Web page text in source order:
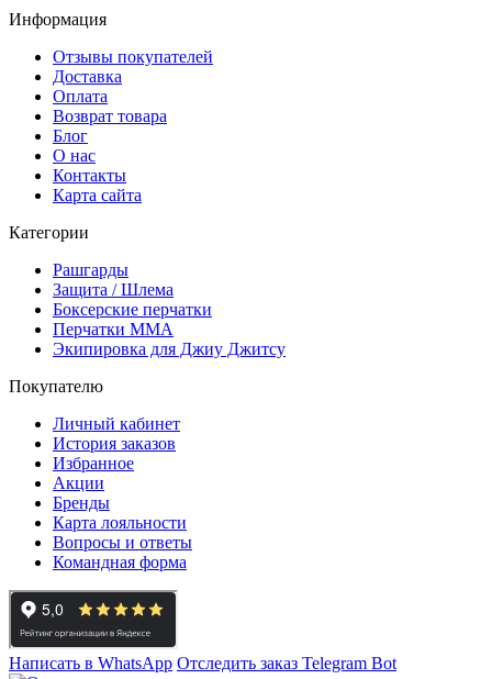
Информация
Отзывы покупателей
Доставка
Оплата
Возврат товара
Блог
О нас
Контакты
Карта сайта
Категории
Рашгарды
Защита / Шлема
Боксерские перчатки
Перчатки ММА
Экипировка для Джиу Джитсу
Покупателю
Личный кабинет
История заказов
Избранное
Акции
Бренды
Карта лояльности
Вопросы и ответы
Командная форма
Написать в WhatsApp Отследить заказ Telegram Bot